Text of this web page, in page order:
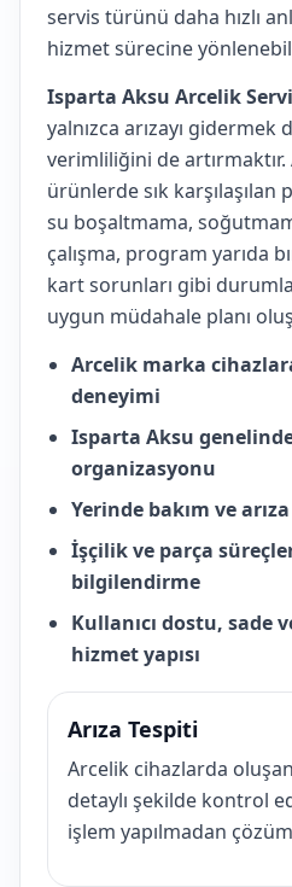
servis türünü daha hızlı
hizmet sürecine
Isparta Aksu Arcelik
yalnızca arızayı gidermek
verimliliğini de
ürünlerde sık
su boşaltmama,
çalışma, program yarıda
kart sorunları gibi
uygun müdahale planı
Arcelik marka
deneyimi
Isparta Aksu genelinde
organizasyonu
Yerinde bakım ve
İşçilik ve parça
bilgilendirme
Kullanıcı dostu, sade
hizmet yapısı
Arıza Tespiti
Arcelik cihazlarda
detaylı şekilde kontrol
işlem yapılmadan